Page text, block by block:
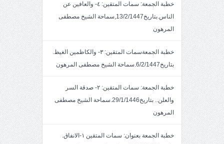
خطبة الجمعة: سمات المتقين: ٤- والعافين عن
الناس.بتاريخ13/2/1447,سماحة الشيخ مصطفى
المرهون
خطبة الجمعةسمات المتقين: ٣- والكاظمين الغيظ.
بتاريخ6/2/1447.سماحة الشيخ مصطفى المرهون
خطبة الجمعة: سمات المتقين: ٢- صدقة السر
والعلن.. بتاريخ29/1/1446.سماحة الشيخ مصطفى
المرهون
خطبة الجمعة بعنوان: سمات المتقين ١-الانفاق.